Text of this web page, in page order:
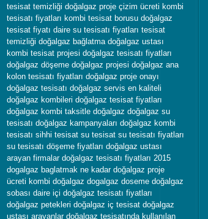
tesisat temizliği doğalgaz proje çizim ücreti kombi
tesisatı fiyatları kombi tesisat borusu doğalgaz
tesisat fiyatı daire su tesisatı fiyatları tesisat
temizliği doğalgaz bağlatma doğalgaz ustası
kombi tesisat projesi doğalgaz tesisatı fiyatları
doğalgaz döşeme doğalgaz projesi doğalgaz ana
kolon tesisatı fiyatları doğalgaz proje onayı
doğalgaz tesisatı doğalgaz servis en kaliteli
doğalgaz kombileri doğalgaz tesisat fiyatları
doğalgaz kombi taksitle doğalgaz doğalgaz su
tesisatı doğalgaz kampanyaları doğalgaz kombi
tesisatı sihhi tesisat su tesisat su tesisatı fiyatları
su tesisatı döşeme fiyatları doğalgaz ustası
arayan firmalar doğalgaz tesisatı fiyatları 2015
dogalgaz baglatmak ne kadar doğalgaz proje
ücreti kombi doğalgaz dogalgaz doseme doğalgaz
sobası daire içi doğalgaz tesisatı fiyatları
doğalgaz petekleri doğalgaz iç tesisat doğalgaz
ustası arayanlar doğalgaz tesisatında kullanılan